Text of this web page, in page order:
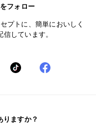
フォロー
プトに、簡単においしく
しています。
りますか？